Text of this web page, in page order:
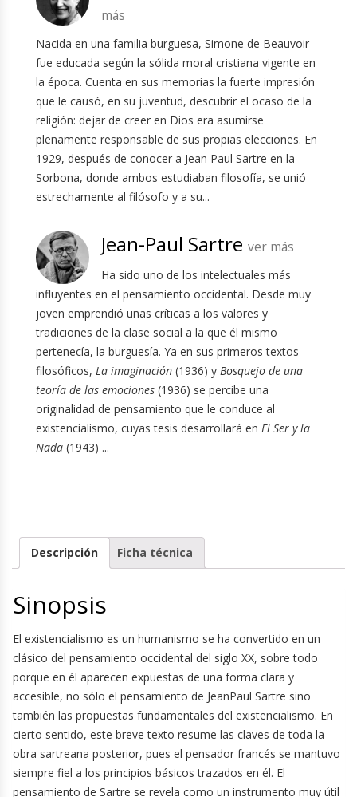
más
Nacida en una familia burguesa, Simone de Beauvoir
fue educada según la sólida moral cristiana vigente en
la época. Cuenta en sus memorias la fuerte impresión
que le causó, en su juventud, descubrir el ocaso de la
religión: dejar de creer en Dios era asumirse
plenamente responsable de sus propias elecciones. En
1929, después de conocer a Jean Paul Sartre en la
Sorbona, donde ambos estudiaban filosofía, se unió
estrechamente al filósofo y a su...
Jean-Paul Sartre ver más
Ha sido uno de los intelectuales más
influyentes en el pensamiento occidental. Desde muy
joven emprendió unas críticas a los valores y
tradiciones de la clase social a la que él mismo
pertenecía, la burguesía. Ya en sus primeros textos
filosóficos, La imaginación (1936) y Bosquejo de una
teoría de las emociones (1936) se percibe una
originalidad de pensamiento que le conduce al
existencialismo, cuyas tesis desarrollará en El Ser y la
Nada (1943) ...
Descripción Ficha técnica
Sinopsis
El existencialismo es un humanismo se ha convertido en un
clásico del pensamiento occidental del siglo XX, sobre todo
porque en él aparecen expuestas de una forma clara y
accesible, no sólo el pensamiento de JeanPaul Sartre sino
también las propuestas fundamentales del existencialismo. En
cierto sentido, este breve texto resume las claves de toda la
obra sartreana posterior, pues el pensador francés se mantuvo
siempre fiel a los principios básicos trazados en él. El
pensamiento de Sartre se revela como un instrumento muy útil